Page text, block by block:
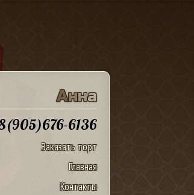
Анна
6136
Заказать торт
Главная
Контакты